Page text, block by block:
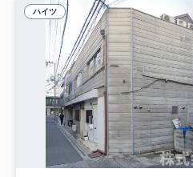
ハイツ